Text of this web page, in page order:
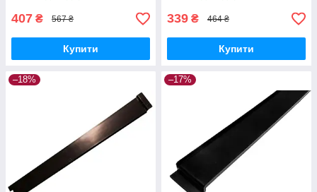
407 ₴ 567 ₴
Купити
339 ₴ 464 ₴
Купити
–18% –17%